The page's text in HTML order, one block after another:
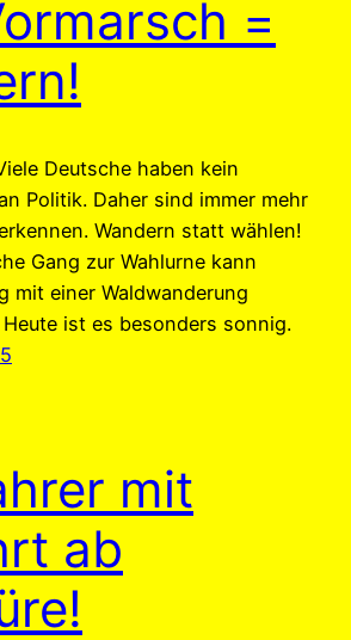
=
Deutsche haben kein
Politik. Daher sind immer mehr
Wandern statt wählen!
Gang zur Wahlurne kann
mit einer Waldwanderung
ist es besonders sonnig.
mit
ab